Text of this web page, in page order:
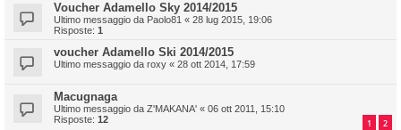
Voucher Adamello Sky 2014/2015
Ultimo messaggio da Paolo81 « 28 lug 2015, 19:06
Risposte: 1
voucher Adamello Ski 2014/2015
Ultimo messaggio da roxy « 28 ott 2014, 17:59
Macugnaga
Ultimo messaggio da Z'MAKANA' « 06 ott 2011, 15:10
Risposte: 12 1 2